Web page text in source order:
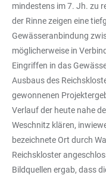
mindestens im 7. Jh. zu
der Rinne zeigen eine
Gewässeranbindung
möglicherweise in
Eingriffen in das
Ausbaus des
gewonnenen
Verlauf der heute nahe
Weschnitz klären,
bezeichnete Ort durch
Reichskloster
Bildquellen ergab, dass